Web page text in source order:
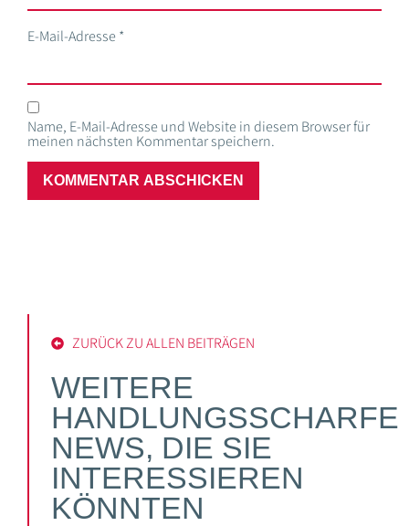
E-Mail-Adresse*
Name, E-Mail-Adresse und Website in diesem Browser für
meinen nächsten Kommentar speichern.
ZURÜCK ZU ALLEN BEITRÄGEN
WEITERE
HANDLUNGSSCHARFE
NEWS, DIE SIE
INTERESSIEREN
KÖNNTEN